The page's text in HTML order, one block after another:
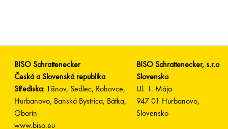
BISO Schrattenecker
Česká a Slovenská republika
Střediska: Tišnov, Sedlec, Rohovce,
Hurbanovo, Banská Bystrica, Bátka,
Oborín
www.biso.eu
BISO Schrattenecker, s.r.o
Slovensko
Ul. 1. Mája
947 01 Hurbanovo,
Slovensko